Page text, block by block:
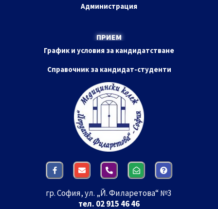
Администрация
ПРИЕМ
График и условия за кандидатстване
Справочник за кандидат-студенти
гр. София, ул. „Й. Филаретова“ №3
тел. 02 915 46 46